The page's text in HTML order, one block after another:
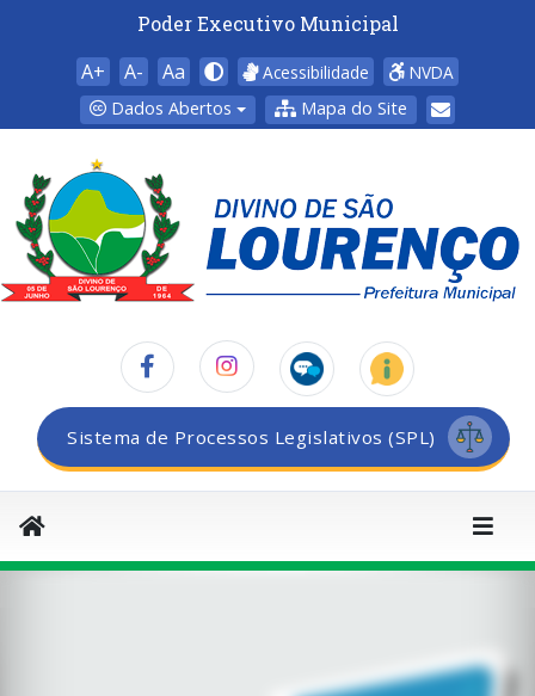
Poder Executivo Municipal
A+ A- Aa Acessibilidade
NVDA
Dados Abertos
Mapa do Site
Sistema de Processos Legislativos (SPL)